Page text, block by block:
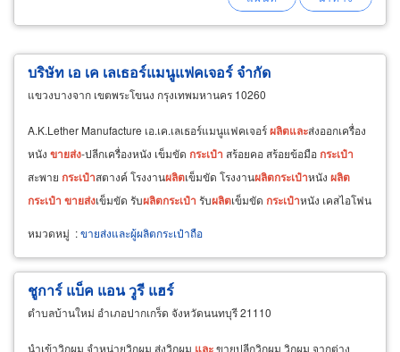
-ตะขอเกี่ยว
บริษัท เอ เค เลเธอร์แมนูแฟคเจอร์ จำกัด
แขวงบางจาก เขตพระโขนง กรุงเทพมหานคร 10260
A.K.Lether Manufacture เอ.เค.เลเธอร์แมนูแฟคเจอร์ผลิตและส่งออกเครื่อง
หนัง ขายส่ง-ปลีกเครื่องหนัง เข็มขัด กระเป๋า สร้อยคอ สร้อยข้อมือ กระเป๋า
สะพาย กระเป๋าสตางค์ โรงงานผลิตเข็มขัด โรงงานผลิตกระเป๋าหนัง ผลิต
กระเป๋า ขายส่งเข็มขัด รับผลิตกระเป๋า รับผลิตเข็มขัด กระเป๋าหนัง เคสไอโฟน
หมวดหมู่ :ขายส่งและผู้ผลิตกระเป๋าถือ
ชูการ์ แบ็ค แอน วูรี แฮร์
ตำบลบ้านใหม่ อำเภอปากเกร็ด จังหวัดนนทบุรี 21110
นำเข้าวิกผม จำหน่ายวิกผม ส่งวิกผม และขายปลีกวิกผม วิกผม จากต่าง